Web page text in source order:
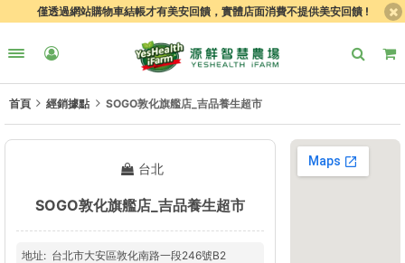
僅透過網站購物車結帳才有美安回饋，實體店面消費不提供美安回饋 !
首頁 經銷據點 SOGO敦化旗艦店_吉品養生超市
台北
SOGO敦化旗艦店_吉品養生超市
地址
台北市大安區敦化南路一段246號B2